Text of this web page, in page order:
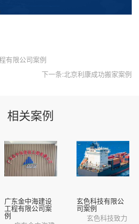
有限公司案例
下一条:北京利康成功搬家案例
相关案例
广东金中海建设
工程有限公司案
例
玄色科技有限公
司案例
玄色科技致力